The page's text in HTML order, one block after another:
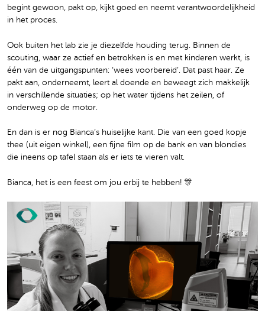
begint gewoon, pakt op, kijkt goed en neemt verantwoordelijkheid
in het proces.
Ook buiten het lab zie je diezelfde houding terug. Binnen de
scouting, waar ze actief en betrokken is en met kinderen werkt, is
één van de uitgangspunten: ‘wees voorbereid’. Dat past haar. Ze
pakt aan, onderneemt, leert al doende en beweegt zich makkelijk
in verschillende situaties; op het water tijdens het zeilen, of
onderweg op de motor.
En dan is er nog Bianca’s huiselijke kant. Die van een goed kopje
thee (uit eigen winkel), een fijne film op de bank en van blondies
die ineens op tafel staan als er iets te vieren valt.
Bianca, het is een feest om jou erbij te hebben! 🎊